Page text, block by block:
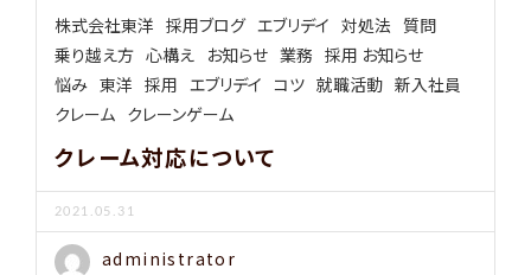
株式会社東洋 採用ブログ エブリデイ 対処法 質問
乗り越え方 心構え お知らせ 業務 採用 お知らせ
悩み 東洋 採用 エブリデイ コツ 就職活動 新入社員
クレーム クレーンゲーム
クレーム対応について
2021.05.31
administrator